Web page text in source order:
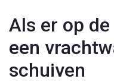
Als er op
een
schuiven